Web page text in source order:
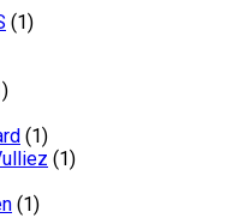
(1)
(1)
(1)
(1)